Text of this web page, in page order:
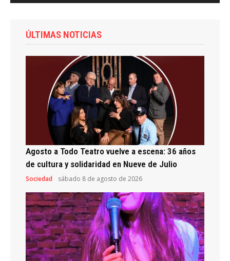
ÚLTIMAS NOTICIAS
Agosto a Todo Teatro vuelve a escena: 36 años
de cultura y solidaridad en Nueve de Julio
Sociedad sábado 8 de agosto de 2026